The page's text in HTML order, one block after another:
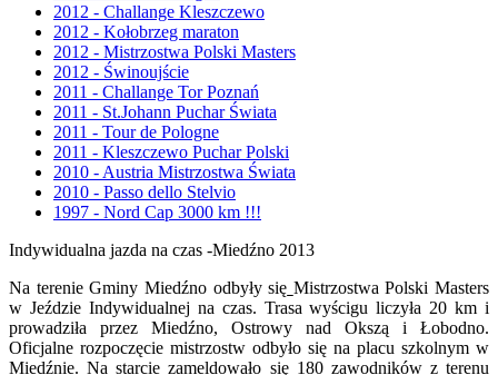
2012 - Challange Kleszczewo
2012 - Kołobrzeg maraton
2012 - Mistrzostwa Polski Masters
2012 - Świnoujście
2011 - Challange Tor Poznań
2011 - St.Johann Puchar Świata
2011 - Tour de Pologne
2011 - Kleszczewo Puchar Polski
2010 - Austria Mistrzostwa Świata
2010 - Passo dello Stelvio
1997 - Nord Cap 3000 km !!!
Indywidualna jazda na czas -Miedźno 2013
Na terenieGminy Miedźno odbyły się Mistrzostwa Polski Masters
w Jeździe Indywidualnej na czas. Trasa wyścigu liczyła 20 km i
prowadziła przez Miedźno, Ostrowy nad Okszą i Łobodno.
Oficjalne rozpoczęcie mistrzostw odbyło się na placu szkolnym w
Miedźnie. Na starcie zameldowało się 180 zawodników z terenu